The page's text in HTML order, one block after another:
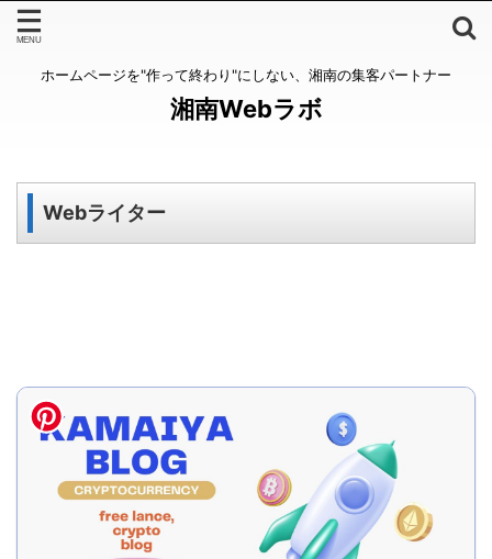
ホームページを"作って終わり"にしない、湘南の集客パートナー
湘南Webラボ
Webライター